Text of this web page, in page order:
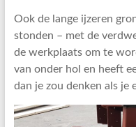
Ook de lange ijzeren
stonden – met de
de werkplaats om te
van onder hol en heeft
dan je zou denken als je